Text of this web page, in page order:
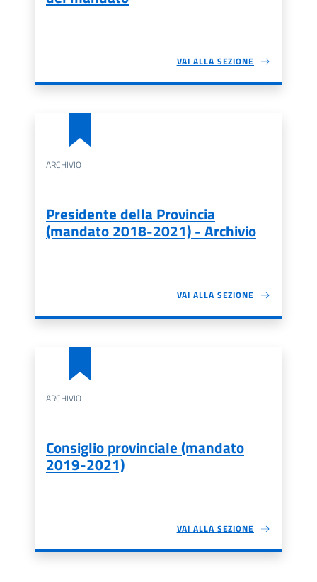
VAI ALLA SEZIONE
ARCHIVIO
Presidente della Provincia
(mandato 2018-2021) - Archivio
VAI ALLA SEZIONE
ARCHIVIO
Consiglio provinciale (mandato
2019-2021)
VAI ALLA SEZIONE